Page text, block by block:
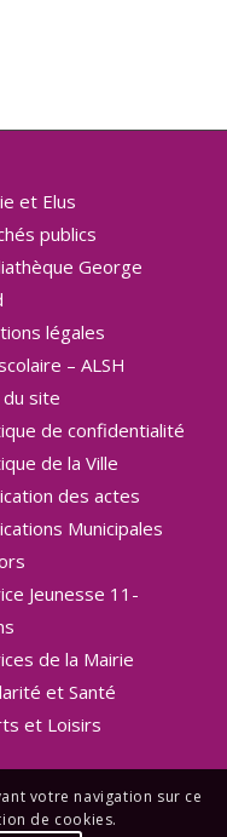
et Elus
publics
George
légales
– ALSH
du site
de confidentialité
de la Ville
des actes
Municipales
Jeunesse 11-
de la Mairie
et Santé
et Loisirs
votre navigation sur ce
de cookies.